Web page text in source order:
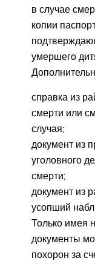
в случае
копии
умершего
справка из
смерти или
случая;
документ из
уголовного
смерти;
документ из
усопший
Только имея
документы
похорон за